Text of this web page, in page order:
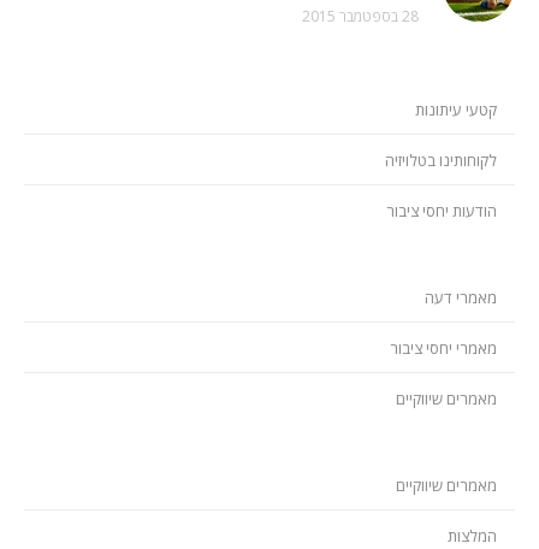
28 בספטמבר 2015
קטעי עיתונות
לקוחותינו בטלויזיה
הודעות יחסי ציבור
מאמרי דעה
מאמרי יחסי ציבור
מאמרים שיווקיים
מאמרים שיווקיים
המלצות